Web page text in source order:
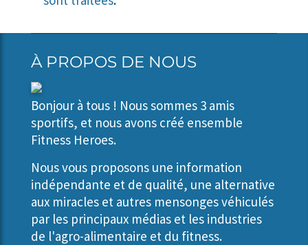
À PROPOS DE NOUS
Bonjour à tous ! Nous sommes 3 amis
sportifs, et nous avons créé ensemble
Fitness Heroes.
Nous vous proposons une information
indépendante et de qualité, une alternative
aux miracles et autres mensonges véhiculés
par les principaux médias et les industries
de l'agro-alimentaire et du fitness.